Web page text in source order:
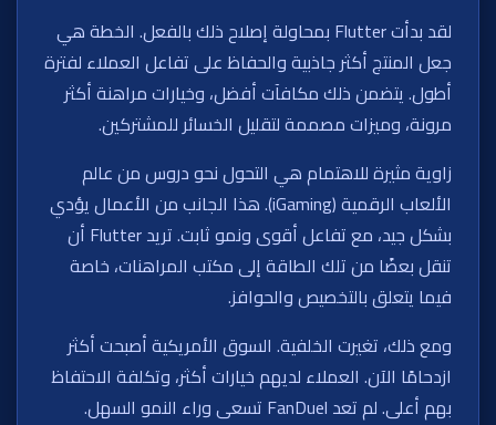
لقد بدأت Flutter بمحاولة إصلاح ذلك بالفعل. الخطة هي
جعل المنتج أكثر جاذبية والحفاظ على تفاعل العملاء لفترة
أطول. يتضمن ذلك مكافآت أفضل، وخيارات مراهنة أكثر
مرونة، وميزات مصممة لتقليل الخسائر للمشتركين.
زاوية مثيرة للاهتمام هي التحول نحو دروس من عالم
الألعاب الرقمية (iGaming). هذا الجانب من الأعمال يؤدي
بشكل جيد، مع تفاعل أقوى ونمو ثابت. تريد Flutter أن
تنقل بعضًا من تلك الطاقة إلى مكتب المراهنات، خاصة
فيما يتعلق بالتخصيص والحوافز.
ومع ذلك، تغيرت الخلفية. السوق الأمريكية أصبحت أكثر
ازدحامًا الآن. العملاء لديهم خيارات أكثر، وتكلفة الاحتفاظ
بهم أعلى. لم تعد FanDuel تسعى وراء النمو السهل.